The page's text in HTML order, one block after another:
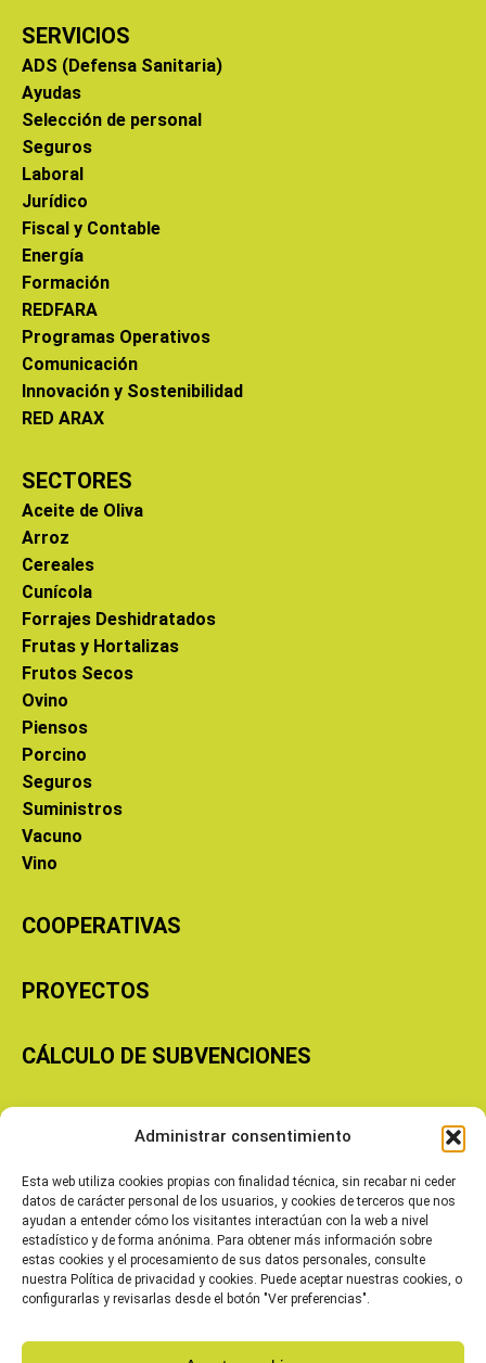
Administrar consentimiento
Esta web utiliza cookies propias con finalidad técnica, sin recabar ni ceder
datos de carácter personal de los usuarios, y cookies de terceros que nos
ayudan a entender cómo los visitantes interactúan con la web a nivel
estadístico y de forma anónima. Para obtener más información sobre
estas cookies y el procesamiento de sus datos personales, consulte
nuestra Política de privacidad y cookies. Puede aceptar nuestras cookies, o
configurarlas y revisarlas desde el botón "Ver preferencias".
SERVICIOS
ADS (Defensa Sanitaria)
Ayudas
Selección de personal
Seguros
Laboral
Jurídico
Fiscal y Contable
Energía
Formación
REDFARA
Programas Operativos
Comunicación
Innovación y Sostenibilidad
RED ARAX
SECTORES
Aceite de Oliva
Arroz
Cereales
Cunícola
Forrajes Deshidratados
Frutas y Hortalizas
Frutos Secos
Ovino
Piensos
Porcino
Seguros
Suministros
Vacuno
Vino
COOPERATIVAS
PROYECTOS
CÁLCULO DE SUBVENCIONES